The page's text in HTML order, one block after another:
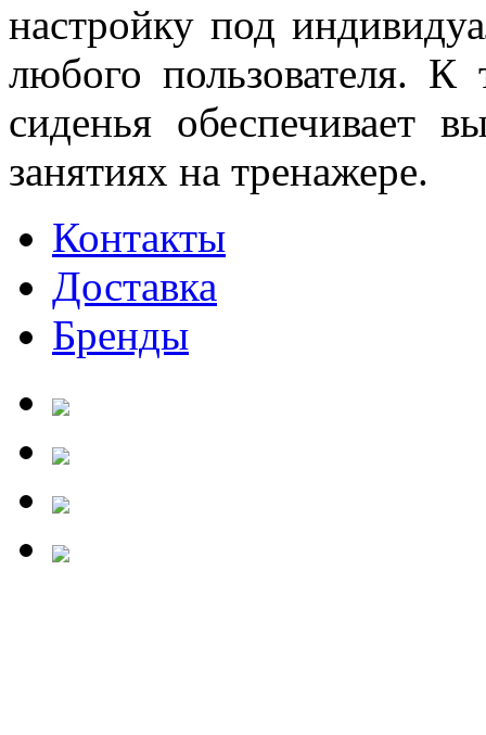
настройку под
любого пользователя. К
сиденья обеспечивает
занятиях на тренажере.
Контакты
Доставка
Бренды